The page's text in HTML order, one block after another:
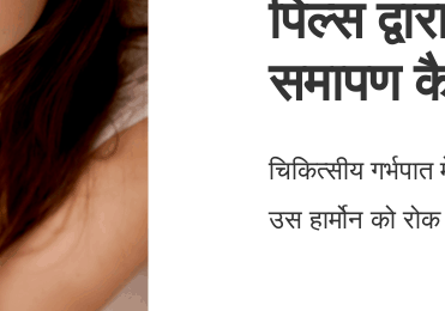
पिल्स
समापण
चिकित्सीय
उस हार्मोन को